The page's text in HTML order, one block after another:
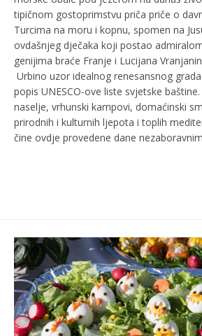
tipičnom gostoprimstvu priča priče o
Turcima na moru i kopnu, spomen na
ovdašnjeg dječaka koji postao
genijima braće Franje i Lucijana
Urbino uzor idealnog renesansnog
popis UNESCO-ove liste svjetske
naselje, vrhunski kampovi, domaćinski
prirodnih i kulturnih ljepota i toplih
čine ovdje provedene dane